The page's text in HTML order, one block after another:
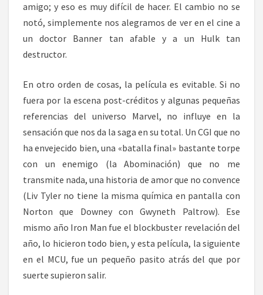
amigo; y eso es muy difícil de hacer. El cambio no se
notó, simplemente nos alegramos de ver en el cine a
un doctor Banner tan afable y a un Hulk tan
destructor.
En otro orden de cosas, la película es evitable. Si no
fuera por la escena post-créditos y algunas pequeñas
referencias del universo Marvel, no influye en la
sensación que nos da la saga en su total. Un CGI que no
ha envejecido bien, una «batalla final» bastante torpe
con un enemigo (la Abominación) que no me
transmite nada, una historia de amor que no convence
(Liv Tyler no tiene la misma química en pantalla con
Norton que Downey con Gwyneth Paltrow). Ese
mismo año Iron Man fue el blockbuster revelación del
año, lo hicieron todo bien, y esta película, la siguiente
en el MCU, fue un pequeño pasito atrás del que por
suerte supieron salir.